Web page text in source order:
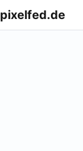
pixelfed.de